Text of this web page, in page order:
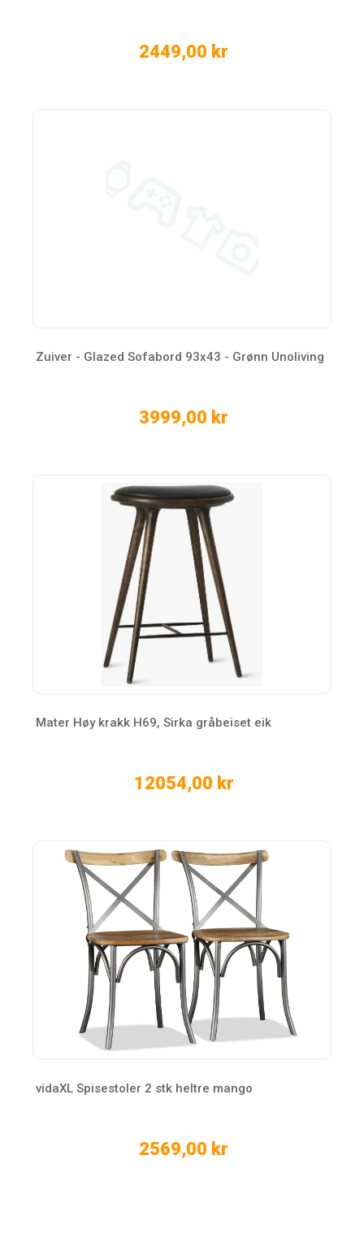
2449,00 kr
Zuiver - Glazed Sofabord 93x43 - Grønn Unoliving
3999,00 kr
Mater Høy krakk H69, Sirka gråbeiset eik
12054,00 kr
vidaXL Spisestoler 2 stk heltre mango
2569,00 kr